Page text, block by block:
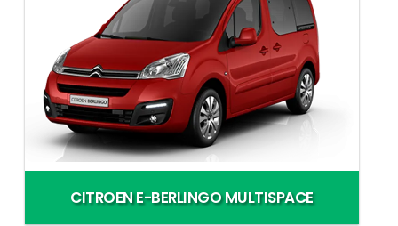
CITROEN E-BERLINGO MULTISPACE